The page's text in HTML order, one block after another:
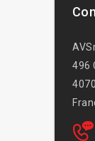
496